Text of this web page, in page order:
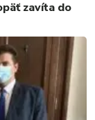
zavíta do